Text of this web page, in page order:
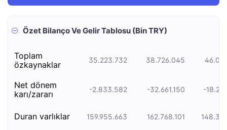
Özet Bilanço Ve Gelir Tablosu (Bin TRY)
toplam
özkaynaklar
35.223.732 38.726.045
net dönem
karı/zararı
-2.833.582 -32.661.150 -
duran varliklar 159.955.663 162.768.101